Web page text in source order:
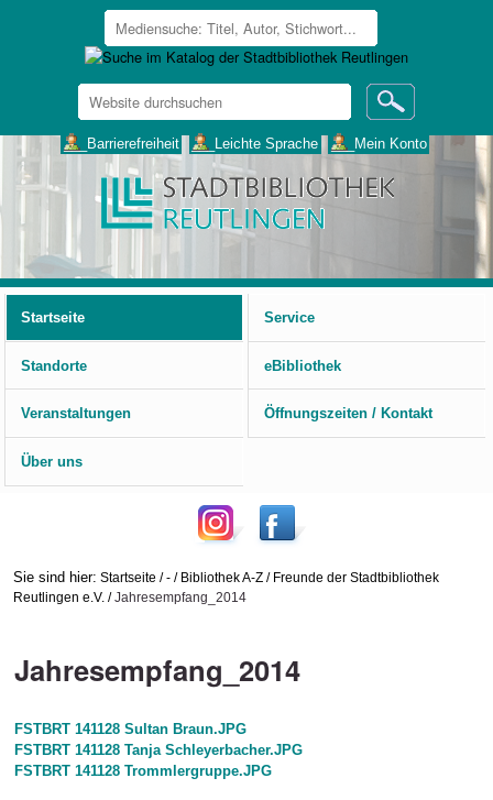
Website
durchsuchen
___Barrierefreiheit ___Leichte Sprache ___Mein Konto
Startseite
Service
Standorte eBibliothek
Veranstaltungen Öffnungszeiten / Kontakt
Über uns
Sie sind hier: Startseite /- / Bibliothek A-Z / Freunde der Stadtbibliothek
Reutlingen e.V. /Jahresempfang_2014
Jahresempfang_2014
FSTBRT 141128 Sultan Braun.JPG
FSTBRT 141128 Tanja Schleyerbacher.JPG
FSTBRT 141128 Trommlergruppe.JPG